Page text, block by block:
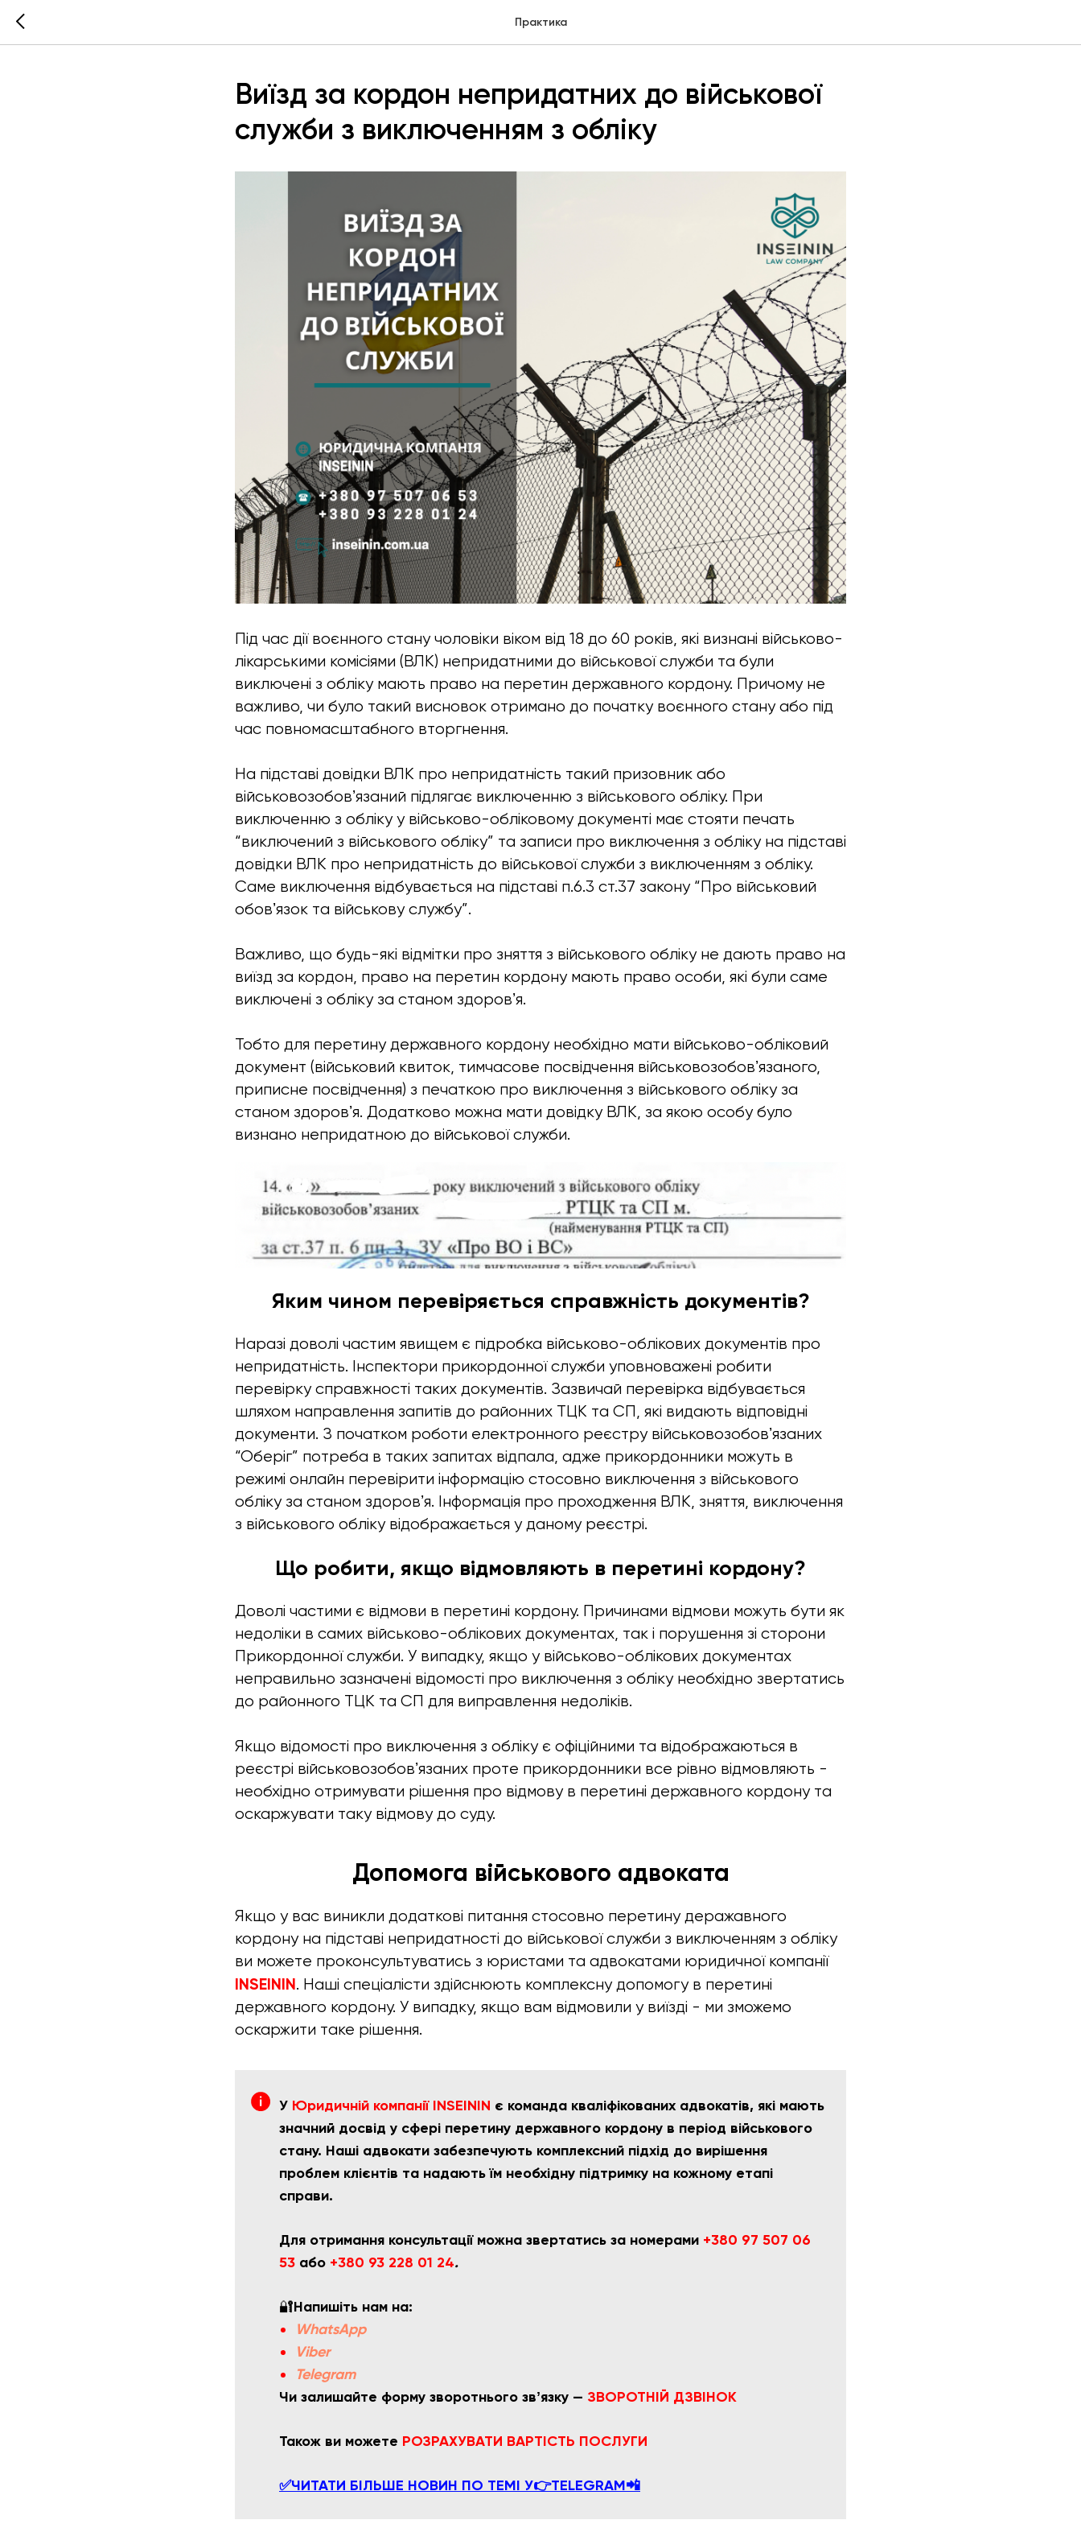
Практика
Виїзд за кордон непридатних до військової
служби з виключенням з обліку
Під час дії воєнного стану чоловіки віком від 18 до 60 років, які визнані військово-
лікарськими комісіями (ВЛК) непридатними до військової служби та були
виключені з обліку мають право на перетин державного кордону. Причому не
важливо, чи було такий висновок отримано до початку воєнного стану або під
час повномасштабного вторгнення.
На підставі довідки ВЛК про непридатність такий призовник або
військовозобовʼязаний підлягає виключенню з військового обліку. При
виключенню з обліку у військово-обліковому документі має стояти печать
“виключений з військового обліку” та записи про виключення з обліку на підставі
довідки ВЛК про непридатність до військової служби з виключенням з обліку.
Саме виключення відбувається на підставі п.6.3 ст.37 закону “Про військовий
обовʼязок та військову службу”.
Важливо, що будь-які відмітки про зняття з військового обліку не дають право на
виїзд за кордон, право на перетин кордону мають право особи, які були саме
виключені з обліку за станом здоровʼя.
Тобто для перетину державного кордону необхідно мати військово-обліковий
документ (військовий квиток, тимчасове посвідчення військовозобовʼязаного,
приписне посвідчення) з печаткою про виключення з військового обліку за
станом здоровʼя. Додатково можна мати довідку ВЛК, за якою особу було
визнано непридатною до військової служби.
Яким чином перевіряється справжність документів?
Наразі доволі частим явищем є підробка військово-облікових документів про
непридатність. Інспектори прикордонної служби уповноважені робити
перевірку справжності таких документів. Зазвичай перевірка відбувається
шляхом направлення запитів до районних ТЦК та СП, які видають відповідні
документи. З початком роботи електронного реєстру військовозобовʼязаних
“Оберіг” потреба в таких запитах відпала, адже прикордонники можуть в
режимі онлайн перевірити інформацію стосовно виключення з військового
обліку за станом здоровʼя. Інформація про проходження ВЛК, зняття, виключення
з військового обліку відображається у даному реєстрі.
Що робити, якщо відмовляють в перетині кордону?
Доволі частими є відмови в перетині кордону. Причинами відмови можуть бути як
недоліки в самих військово-облікових документах, так і порушення зі сторони
Прикордонної служби. У випадку, якщо у військово-облікових документах
неправильно зазначені відомості про виключення з обліку необхідно звертатись
до районного ТЦК та СП для виправлення недоліків.
Якщо відомості про виключення з обліку є офіційними та відображаються в
реєстрі військовозобовʼязаних проте прикордонники все рівно відмовляють -
необхідно отримувати рішення про відмову в перетині державного кордону та
оскаржувати таку відмову до суду.
Допомога військового адвоката
Якщо у вас виникли додаткові питання стосовно перетину деражавного
кордону на підставі непридатності до військової служби з виключенням з обліку
ви можете проконсультуватись з юристами та адвокатами юридичної компанії
INSEININ. Наші спеціалісти здійснюють комплексну допомогу в перетині
державного кордону. У випадку, якщо вам відмовили у виїзді - ми зможемо
оскаржити таке рішення.
У Юридичній компанії INSEININ є команда кваліфікованих адвокатів, які мають
значний досвід у сфері перетину державного кордону в період військового
стану. Наші адвокати забезпечують комплексний підхід до вирішення
проблем клієнтів та надають їм необхідну підтримку на кожному етапі
справи.
Для отримання консультації можна звертатись за номерами +380 97 507 06
53 або +380 93 228 01 24.
🔐Напишіть нам на:
WhatsApp
Viber
Telegram
Чи залишайте форму зворотнього звʼязку — ЗВОРОТНІЙ ДЗВІНОК
Також ви можете РОЗРАХУВАТИ ВАРТІСТЬ ПОСЛУГИ
✅ЧИТАТИ БІЛЬШЕ НОВИН ПО ТЕМІ У👉TELEGRAM📲